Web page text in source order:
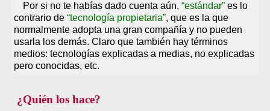
Por si no te habías dado cuenta aún, estándar es lo
contrario de tecnología propietaria , que es la que
normalmente adopta una gran compañía y no pueden
usarla los demás. Claro que también hay términos
medios: tecnologías explicadas a medias, no explicadas
pero conocidas, etc.
¿Quién los hace?